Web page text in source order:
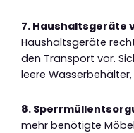
7. Haushaltsgeräte
Haushaltsgeräte
den Transport vor.
leere
8.
mehr benötigte